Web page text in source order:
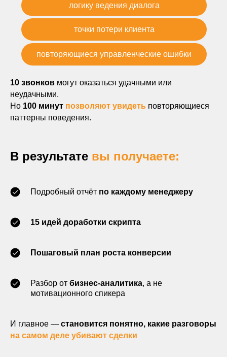
точки потери клиента
повторяющиеся управленческие ошибки
логику ведения диалога
10 звонков могут оказаться удачными или
неудачными.
Но 100 минут позволяют увидеть повторяющиеся
паттерны поведения.
В результате вы получаете:
Подробный отчёт по каждому менеджеру
15 идей доработки скрипта
Пошаговый план роста конверсии
Разбор от бизнес-аналитика, а не
мотивационного спикера
И главное — становится понятно, какие разговоры
на самом деле убивают сделки